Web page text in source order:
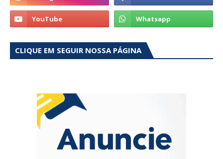
CLIQUE EM SEGUIR NOSSA PÁGINA